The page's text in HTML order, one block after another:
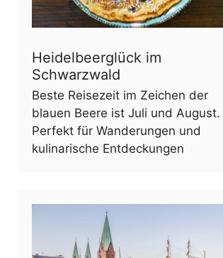
Heidelbeerglück im
Schwarzwald
Beste Reisezeit im Zeichen der
blauen Beere ist Juli und August.
Perfekt für Wanderungen und
kulinarische Entdeckungen